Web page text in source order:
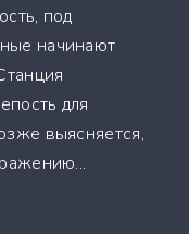
под
начинают
для
выясняется,